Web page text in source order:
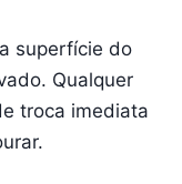
superfície do
Qualquer
troca imediata